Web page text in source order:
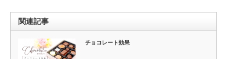
関連記事
チョコレート効果